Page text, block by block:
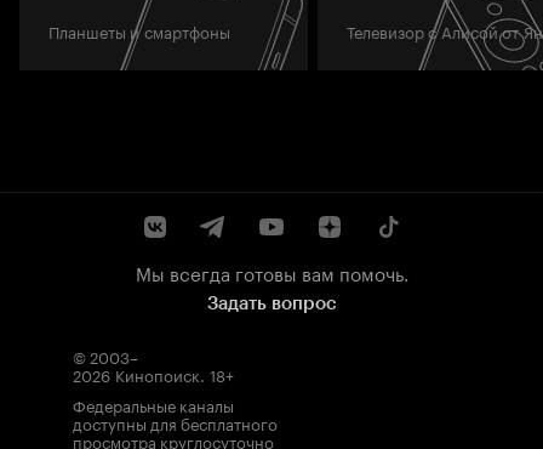
Планшеты и смартфоны Телевизор с Алисой от
Мы всегда готовы вам помочь.
Задать вопрос
© 2003–
2026 Кинопоиск. 18+
Федеральные каналы
доступны для бесплатного
просмотра круглосуточно